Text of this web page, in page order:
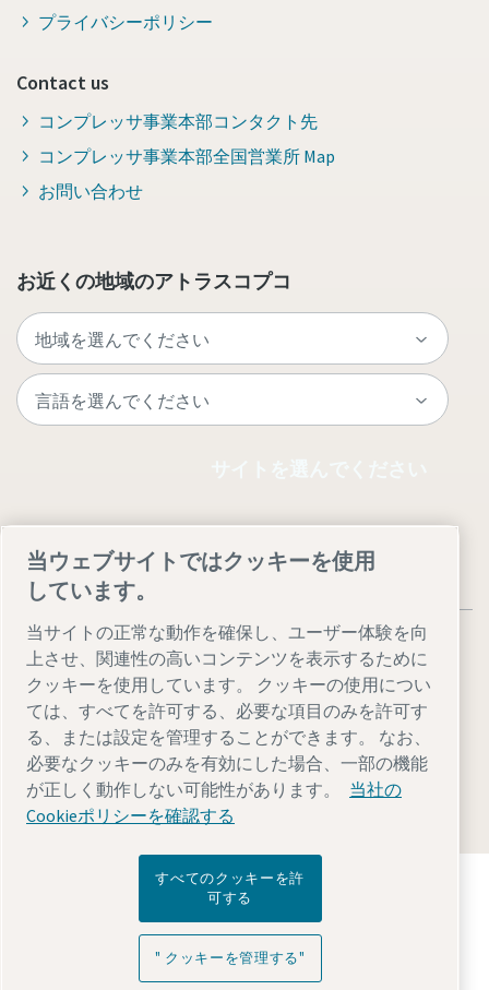
プライバシーポリシー
Contact us
コンプレッサ事業本部コンタクト先
コンプレッサ事業本部全国営業所 Map
お問い合わせ
お近くの地域のアトラスコプコ
Legal & Privacy Notices" クッキーを管理する"Accessibility
Sitemap
© 2026 Atlas Copco AB
アトラスコプコグループが未来を変えるテクノロ
ジーをどのように実現しているかご覧ください。
アトラスコプコグループのウェブサイトをご覧く
当ウェブサイトではクッキーを使用
しています。
当サイトの正常な動作を確保し、ユーザー体験を向
上させ、関連性の高いコンテンツを表示するために
クッキーを使用しています。 クッキーの使用につい
ては、すべてを許可する、必要な項目のみを許可す
る、または設定を管理することができます。 なお、
必要なクッキーのみを有効にした場合、一部の機能
が正しく動作しない可能性があります。
当社の
Cookieポリシーを確認する
すべてのクッキーを許
可する
" クッキーを管理する"